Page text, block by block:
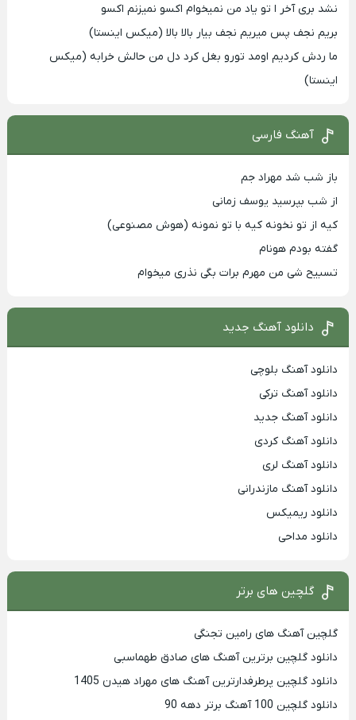
نشد بری آخر ا تو یاد من نمیخوام اکسو نمیزنم اکسو
بریم نجف پس میریم نجف بیار بالا بالا (میکس اینستا)
ما ردش کردیم اومد تورو بغل کرد دل من حالش خرابه (میکس
اینستا)
آهنگ فارسی
باز شب شد مهراد جم
از شب بپرسید یوسف زمانی
کیه از تو نخونه کیه با تو نمونه (هوش مصنوعی)
گفته بودم هونام
تسبیح شی من مهرم برات بگی نذری میخوام
دانلود آهنگ جدید
دانلود آهنگ بلوچی
دانلود آهنگ ترکی
دانلود آهنگ جدید
دانلود آهنگ کردی
دانلود آهنگ لری
دانلود آهنگ مازندرانی
دانلود ریمیکس
دانلود مداحی
گلچین های برتر
گلچین آهنگ های رامین تجنگی
دانلود گلچین برترین آهنگ های صادق طهماسبی
دانلود گلچین پرطرفدارترین آهنگ های مهراد هیدن 1405
دانلود گلچین 100 آهنگ برتر دهه 90